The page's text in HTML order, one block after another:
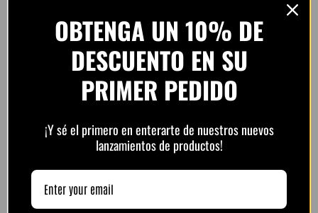
Opiniones de clientes –
PlayFutbol
4.8 / 5 basado en 1.240
opiniones
“Camiseta mejor de lo esperado. El envío
tardó unos días pero llegó perfecta.
Volveré a comprar seguro.”
OBTENGA UN 10% DE
DESCUENTO EN SU
PRIMER PEDIDO
¡Y sé el primero en enterarte de nuestros nuevos
lanzamientos de productos!